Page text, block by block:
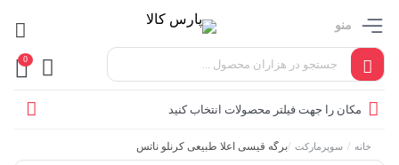
منو
0
مکان را جهت فیلتر محصولات انتخاب کنید
خانه / سوپرمارکت /برگه قیسی اعلا طبیعی کرنلو ناتس